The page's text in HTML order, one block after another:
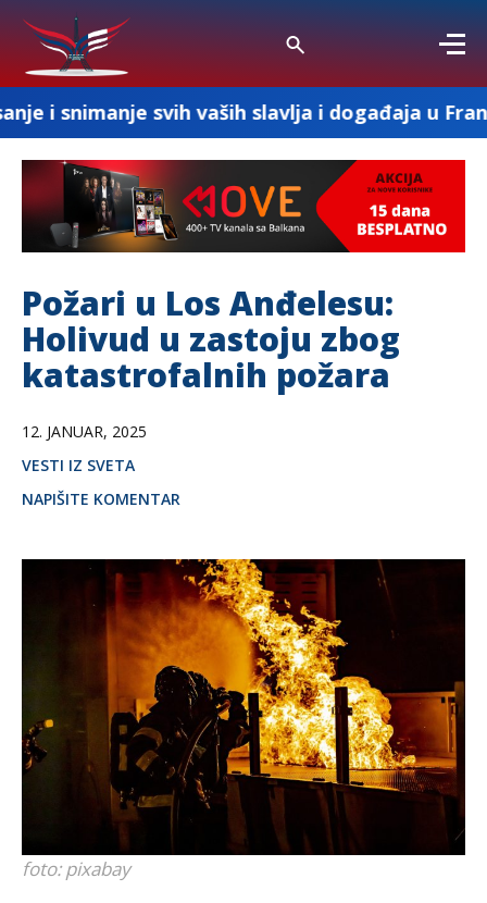
svih vaših slavlja i događaja u Francuskoj
Požari u Los Anđelesu:
Holivud u zastoju zbog
katastrofalnih požara
12. JANUAR, 2025
VESTI IZ SVETA
NAPIŠITE KOMENTAR
foto: pixabay